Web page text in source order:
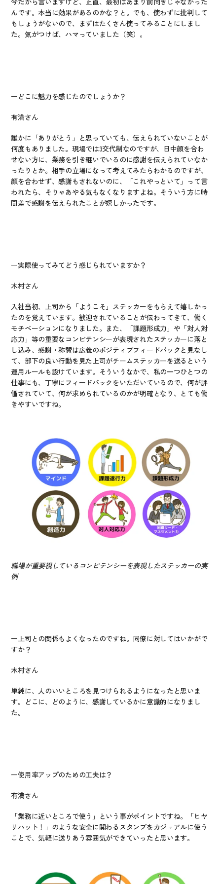
んです。本当に効果があるのかな？と。でも、使わずに批判して
もしょうがないので、まずはたくさん使ってみることにしまし
た。気がつけば、ハマっていました（笑）。
ーどこに魅力を感じたのでしょうか？
有満さん
誰かに「ありがとう」と思っていても、伝えられていないことが
何度もありました。現場では3交代制なのですが、日中顔を合わ
せない方に、業務を引き継いでいるのに感謝を伝えられていなか
ったりとか。相手の立場になって考えてみたらわかるのですが、
顔を合わせず、感謝もされないのに、「これやっといて」って言
われたら、そりゃあやる気もなくなりますよね。そういう方に時
間差で感謝を伝えられたことが嬉しかったです。
ー実際使ってみてどう感じられていますか？
木村さん
入社当初、上司から「ようこそ」ステッカーをもらえて嬉しかっ
たのを覚えています。歓迎されていることが伝わってきて、働く
モチベーションになりました。また、「課題形成力」や「対人対
応力」等の重要なコンピテンシーが表現されたステッカーに落と
し込み、感謝・称賛は広義のポジティブフィードバックと見なし
て、部下の良い行動を見た上司がチームステッカーを送るという
運用ルールも設けています。そういうなかで、私の一つひとつの
仕事にも、丁寧にフィードバックをいただいているので、何が評
価されていて、何が求められているのかが明確となり、とても働
きやすいですね。
職場が重要視しているコンピテンシーを表現したステッカーの実
例
ー上司との関係もよくなったのですね。同僚に対してはいかがで
すか？
木村さん
単純に、人のいいところを見つけられるようになったと思いま
す。どこに、どのように、感謝しているかに意識的になりまし
た。
ー使用率アップのための工夫は？
有満さん
「業務に近いところで使う」という事がポイントですね。「ヒヤ
リハット！」のような安全に関わるスタンプをカジュアルに使う
ことで、気軽に送りあう雰囲気ができていったと思います。